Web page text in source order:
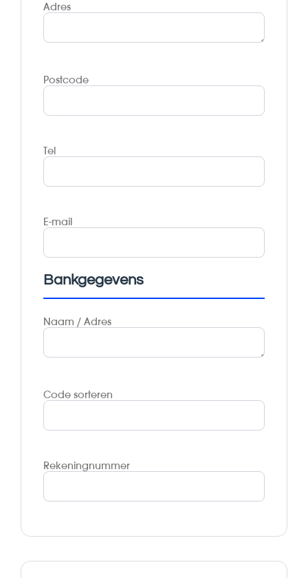
Adres
Postcode
Tel
E-mail
Bankgegevens
Naam / Adres
Code sorteren
Rekeningnummer